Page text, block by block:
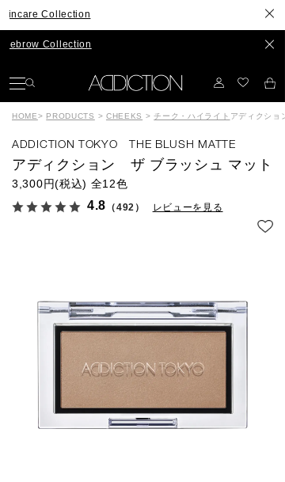
Collection
Collection
HOME> PRODUCTS > CHEEKS >チーク・ハイライト アディクシ
ADDICTION TOKYO THE BLUSH MATTE
アディクション ザ ブラッシュ マット
3,300円(税込) 全12色
4.8 （492） レビューを見る